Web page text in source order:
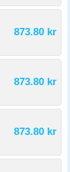
873.80 kr
873.80 kr
873.80 kr